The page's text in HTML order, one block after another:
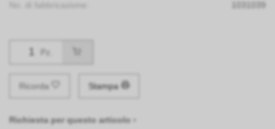
Pz.
Ricorda Stampa
Richiesta per questo articolo ›